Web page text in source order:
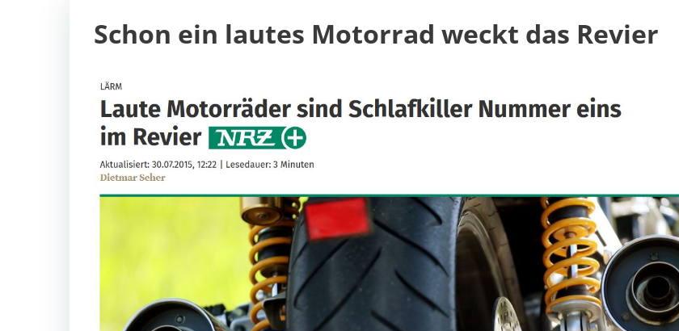
Schon ein lautes Motorrad weckt das Revier